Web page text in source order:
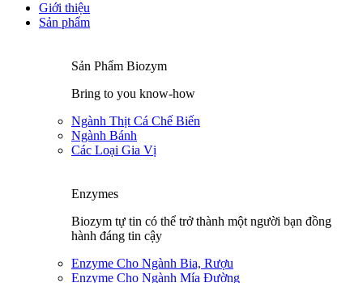
Giới thiệu
Sản phẩm
Sản Phẩm Biozym
Bring to you know-how
Ngành Thịt Cá Chế Biến
Ngành Bánh
Các Loại Gia Vị
Enzymes
Biozym tự tin có thể trở thành một người bạn đồng
hành đáng tin cậy
Enzyme Cho Ngành Bia, Rượu
Enzyme Cho Ngành Mía Đường